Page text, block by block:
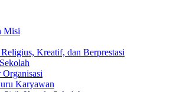
Misi
Kreatif, dan Berprestasi
Organisasi
Karyawan